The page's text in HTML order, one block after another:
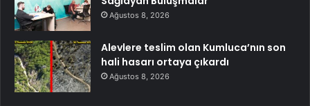
Ağustos 8, 2026
Alevlere teslim olan Kumluca’nın son
hali hasarı ortaya çıkardı
Ağustos 8, 2026